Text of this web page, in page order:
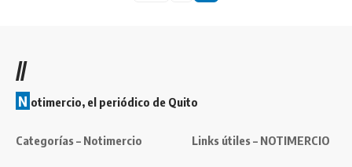
//
N otimercio, el periódico de Quito
Categorías – Notimercio Links útiles – NOTIMERCIO